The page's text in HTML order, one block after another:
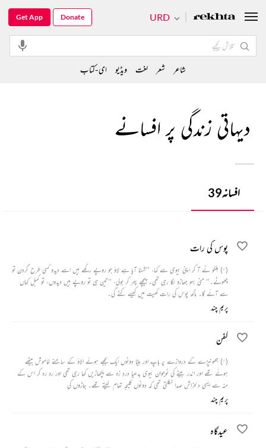
دیہاتی زندگی پر افسانے
افسانہ39
پوس کی رات
(۱) ہلکو نے آ کر اپنی بیوی سے کہا، ’’شہنا آیا ہے لاؤ جو روپے رکھے ہیں اسے دیدو کسی طرح گردن تو
چھوٹے۔‘‘ منی بہو جھاڑو لگا رہی تھی۔ پیچھے پھر کر بولی، ’’تین ہی تو روپے ہیں دیدوں، تو کمبل کہاں
سے آئے گا۔ ماگھ پوس کی رات کھیت میں کیسے کٹے گی۔
پریم چند
کفن
(۱) جھونپڑے کے دروازے پر باپ اور بیٹا دونوں ایک بجھے ہوئے الاؤ کے سامنے خاموش بیٹھے
ہوئے تھے اور اندر بیٹے کی نوجوان بیوی بدھیا دردِ زہ سے پچھاڑیں کھا رہی تھی اور رہ رہ کر اس کے
منہ سے ایسی دلخراش صدا نکلتی تھی کہ دونوں کلیجہ تھام لیتے تھے۔ جاڑوں کی
پریم چند
عیدگاہ
URD
Get App Donate
شاعر شعر لغت ویڈیو ای-کتاب